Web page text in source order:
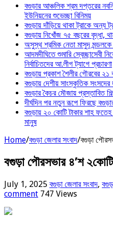
বগুড়ার আঞ্চলিক শ্রম দপ্তরের
ইউনিয়নের শুভেচ্ছা বিনিময়
বগুড়ায় দাঁড়িয়ে থাকা ট্রাকে অন্য
বগুড়ায় নিখোঁজ ৭৫ বছরের বৃদ্ধা,
অসুস্থ শ্রমিক নেতা মাসুদ মন্ডলকে
আদমদীঘিতে শুমারি স্বেচ্ছাসেবী
নির্বাচিতদের আ.লীগ ট্যাগে প্রচারণা
বগুড়ায় প্রকাশ শৈলীর গৌরবের ২১
বগুড়ায় দেশীয় সাংস্কৃতিক
বগুড়ার কৈচর মৌজায় প্রস্তাবিত
দীর্ঘদিন পর নতুন রূপে ফিরছে
বগুড়ায় ২০ কোটি টাকার শাহ
মানুষ
Home/বগুড়া জেলার সংবাদ/বগুড়া
বগুড়া পৌরসভার ৪’শ
July 1, 2025 বগুড়া জেলার সংবাদ,
comment 747 Views